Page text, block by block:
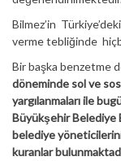
Bilmez’in
verme tebliğinde
Bir başka benzetme
döneminde sol ve
yargılanmaları ile
Büyükşehir Belediye
belediye
kuranlar